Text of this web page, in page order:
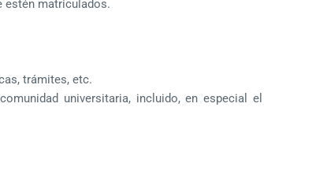
estén matriculados.
trámites, etc.
universitaria, incluido, en especial el